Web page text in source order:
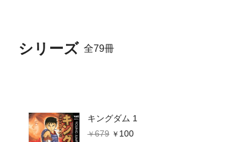
シリーズ 全79冊
キングダム 1
679
100